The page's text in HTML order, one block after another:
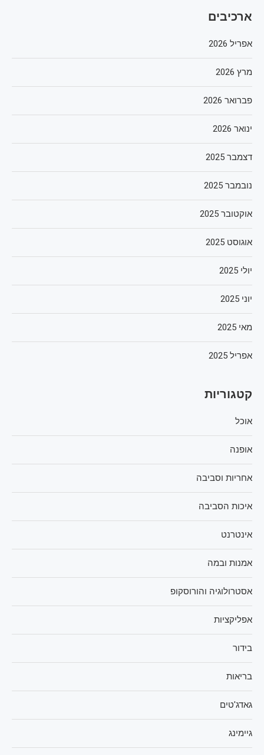
ארכיבים
אפריל 2026
מרץ 2026
פברואר 2026
ינואר 2026
דצמבר 2025
נובמבר 2025
אוקטובר 2025
אוגוסט 2025
יולי 2025
יוני 2025
מאי 2025
אפריל 2025
קטגוריות
אוכל
אופנה
אחריות וסביבה
איכות הסביבה
אינטרנט
אמנות ובמה
אסטרולוגיה והורוסקופ
אפליקציות
בידור
בריאות
גאדג'טים
גיימינג